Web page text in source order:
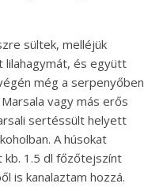
sültek, melléjük
lilahagymát, és együtt
még a serpenyőben
vagy más erős
sertéssült helyett
A húsokat
kb. 1.5 dl főzőtejszínt
is kanalaztam hozzá.